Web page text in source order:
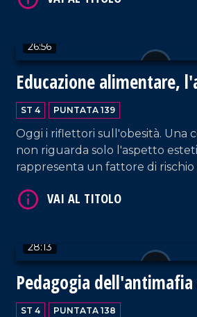
dell'intellettuale critico.
26:56
Educazione alimentare,
contro le malattie croniche
ST 4 PUNTATA 139
Oggi i riflettori sull'obesità. Una
non riguarda solo l'aspetto
rappresenta un fattore di
tassi superano la media
Graecia di Catanzaro.
28:13
Pedagogia
faro per la Calabria
ST 4 PUNTATA 138
VAI AL TITOLO